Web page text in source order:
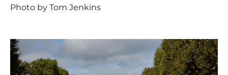
Photo by Tom Jenkins